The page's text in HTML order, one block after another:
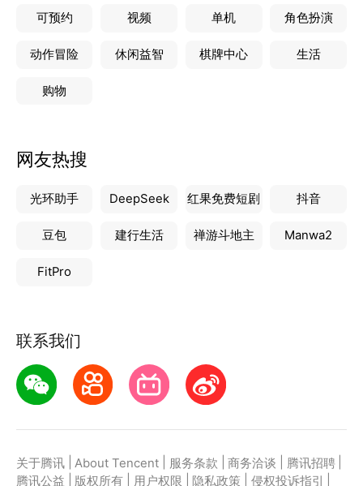
可预约 视频 单机 角色扮演
动作冒险 休闲益智 棋牌中心 生活
购物
网友热搜
光环助手 DeepSeek 红果免费短剧 抖音
豆包 建行生活 禅游斗地主 Manwa2
FitPro
联系我们
关于腾讯 About Tencent 服务条款 商务洽谈 腾讯招聘
腾讯公益
版权所有 用户权限 隐私政策 侵权投诉指引